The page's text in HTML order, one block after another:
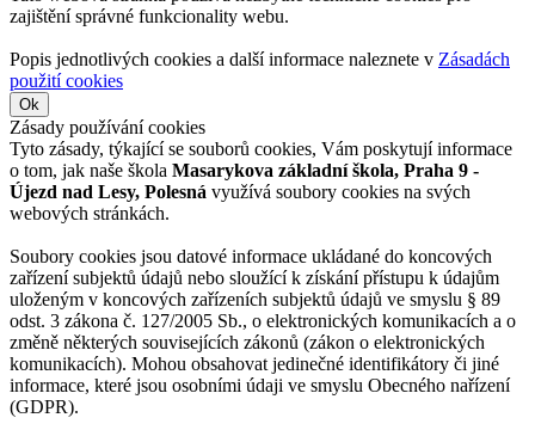
zajištění správné funkcionality webu.
Popis jednotlivých cookies a další informace naleznete v Zásadách
použití cookies
Ok
Zásady používání cookies
Tyto zásady, týkající se souborů cookies, Vám poskytují informace
o tom, jak naše škola Masarykova základní škola, Praha 9 -
Újezd nad Lesy, Polesná využívá soubory cookies na svých
webových stránkách.
Soubory cookies jsou datové informace ukládané do koncových
zařízení subjektů údajů nebo sloužící k získání přístupu k údajům
uloženým v koncových zařízeních subjektů údajů ve smyslu § 89
odst. 3 zákona č. 127/2005 Sb., o elektronických komunikacích a o
změně některých souvisejících zákonů (zákon o elektronických
komunikacích). Mohou obsahovat jedinečné identifikátory či jiné
informace, které jsou osobními údaji ve smyslu Obecného nařízení
(GDPR).